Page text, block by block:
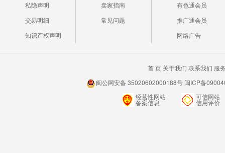
私隐声明
交易明细
知识产权声明
卖家指南
常见问题
有色通会员
推广通会员
网络广告
首 页 关于我们 联系我们 服
闽公网安备 35020602000188号 闽ICP备
经营性网站
备案信息
可信网站
信用评价